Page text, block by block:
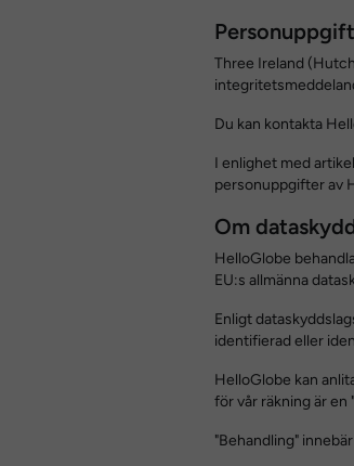
Three Ireland
Du kan kontakta
I enlighet med
personuppgifter av
Om
HelloGlobe
EU:s allmänna
Enligt
identifierad eller
HelloGlobe kan
för vår räkning är
"Behandling"